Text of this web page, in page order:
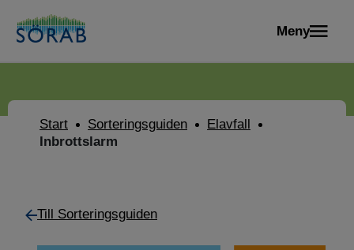
Meny
Start Sorteringsguiden
Elavfall
Inbrottslarm
Till Sorteringsguiden